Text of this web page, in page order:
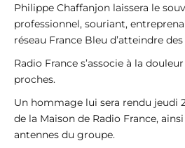
Philippe Chaffanjon laissera le
professionnel, souriant,
réseau France Bleu d’atteindre
Radio France s’associe à la
proches.
Un hommage lui sera rendu jeudi
de la Maison de Radio France,
antennes du groupe.